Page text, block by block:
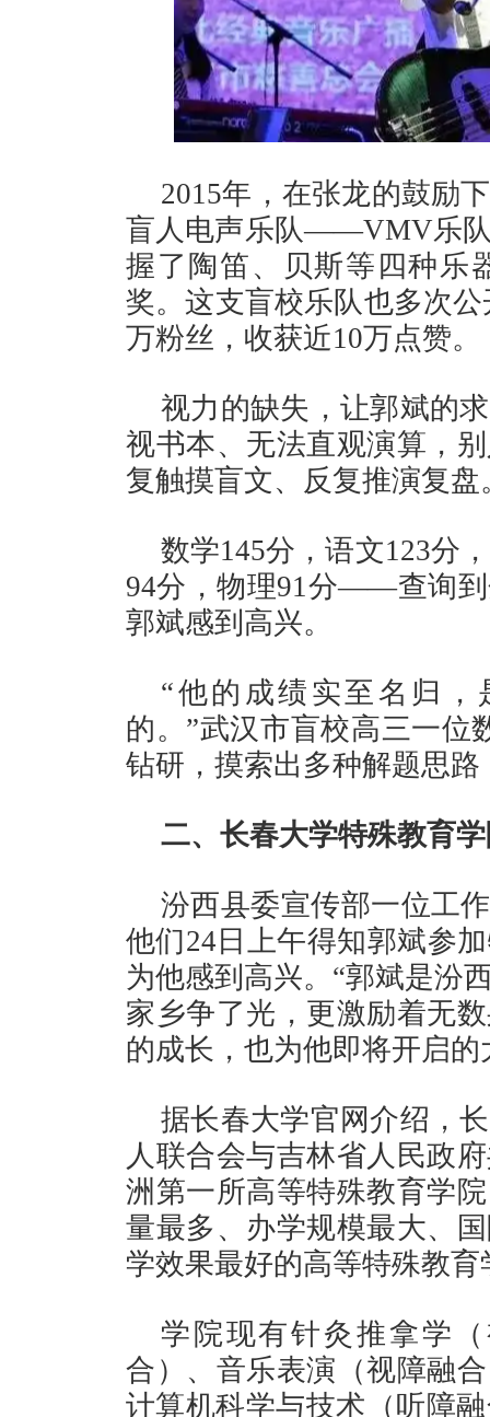
2015年，在张龙的鼓励
盲人电声乐队——VMV乐队
握了陶笛、贝斯等四种乐
奖。这支盲校乐队也多次
万粉丝，收获近10万点赞。
视力的缺失，让郭斌的
视书本、无法直观演算，
复触摸盲文、反复推演复盘
数学145分，语文123分
94分，物理91分——查询
郭斌感到高兴。
“他的成绩实至名归
的。”武汉市盲校高三一位
钻研，摸索出多种解题思
二、长春大学特殊教育
汾西县委宣传部一位工
他们24日上午得知郭斌参
为他感到高兴。“郭斌是汾
家乡争了光，更激励着无
的成长，也为他即将开启
据长春大学官网介绍，
人联合会与吉林省人民政
洲第一所高等特殊教育学
量最多、办学规模最大、
学效果最好的高等特殊教育
学院现有针灸推拿学
合）、音乐表演（视障融
计算机科学与技术（听障